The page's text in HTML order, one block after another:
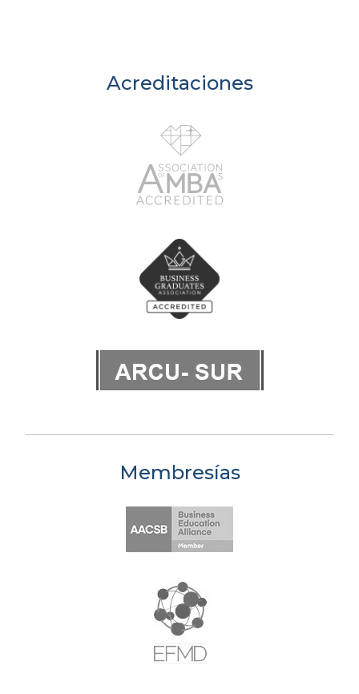
Acreditaciones
Membresías